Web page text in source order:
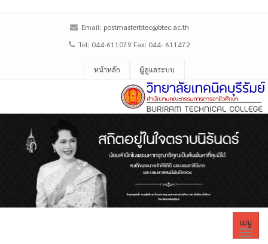
Email: postmasterbtec@btec.ac.th
Tel: 044-611079 Fax: 044- 611472
หน้าหลัก ผู้ดูแลระบบ
เมนู